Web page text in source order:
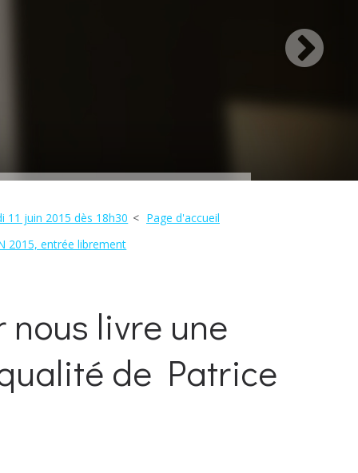
11 juin 2015 dès 18h30
Page d'accueil
2015, entrée librement
livre une
de Patrice